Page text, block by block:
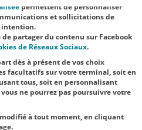
Nicaisepermettent de personnaliser
et sollicitations de
intention.
partager du contenu sur Facebook
de Réseaux Sociaux.
dès à présent de vos choix
facultatifs sur votre terminal, soit en
tous, soit en personnalisant
ne pourrez pas poursuivre votre
à tout moment, en cliquant